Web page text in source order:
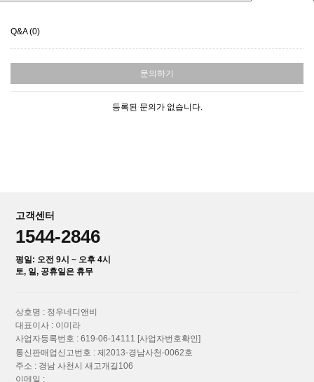
Q&A (0)
문의하기
등록된 문의가 없습니다.
고객센터
1544-2846
평일: 오전 9시 ~ 오후 4시
토, 일, 공휴일은 휴무
상호명 : 정우네디앤비
대표이사 : 이미라
사업자등록번호 : 619-06-14111 [사업자번호확인]
통신판매업신고번호 : 제2013-경남사천-0062호
주소 : 경남 사천시 새고개길106
이메일 :